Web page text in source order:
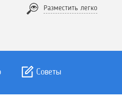
Разместить легко
Советы